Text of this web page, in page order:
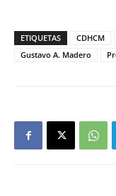
ETIQUETAS CDHCM
Gustavo A. Madero